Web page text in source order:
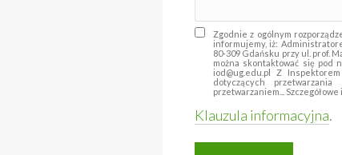
Zgodnie z ogólnym
informujemy, iż:
80-309 Gdańsku przy ul. prof.
można skontaktować się pod
iod@ug.edu.pl Z
dotyczących
przetwarzaniem...
Klauzula informacyjna.